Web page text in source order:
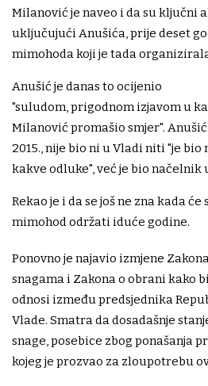
Milanović je naveo i da su ključni
uključujući Anušića, prije deset
mimohoda koji je tada
Anušić je danas to ocijenio
"suludom, prigodnom izjavom u
Milanović promašio smjer".
2015., nije bio ni u Vladi niti "je
kakve odluke", već je bio načelnik
Rekao je i da se još ne zna kada će
mimohod održati iduće godine.
Ponovno je najavio izmjene
snagama i Zakona o obrani kako
odnosi između predsjednika
Vlade. Smatra da dosadašnje
snage, posebice zbog ponašanja
kojeg je prozvao za zloupotrebu